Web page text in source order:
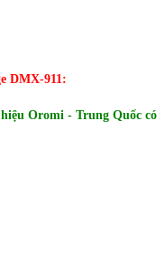
DMX‑911:
Oromi - Trung Quốc có